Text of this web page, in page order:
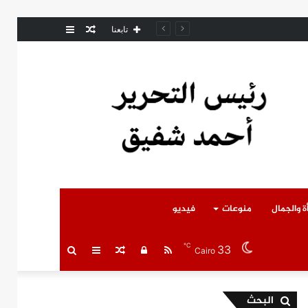
المتوفى عمودمقال تابعنا
والجمال منوعات فيديو
بحث عمود مقالتسجيل RSS Cairo 33
℃
البحث